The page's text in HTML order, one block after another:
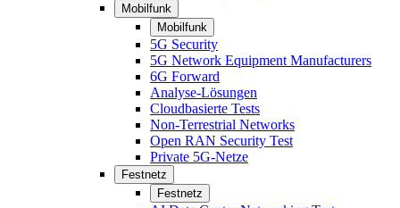
Mobilfunk
Mobilfunk
5G Security
5G Network Equipment Manufacturers
6G Forward
Analyse-Lösungen
Cloudbasierte Tests
Non-Terrestrial Networks
Open RAN Security Test
Private 5G-Netze
Festnetz
Festnetz